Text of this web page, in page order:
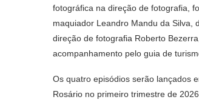
fotográfica na direção de fotografia,
maquiador Leandro Mandu da Silva,
direção de fotografia Roberto
acompanhamento pelo guia de
Os quatro episódios serão lançados
Rosário no primeiro trimestre de 2026.